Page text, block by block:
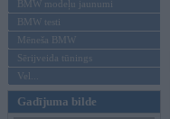
BMW modeļu jaunumi
BMW testi
Mēneša BMW
Sērijveida tūnings
Vel...
Gadījuma bilde